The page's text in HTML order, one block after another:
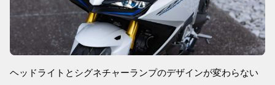
ヘッドライトとシグネチャーランプのデザインが変わらない